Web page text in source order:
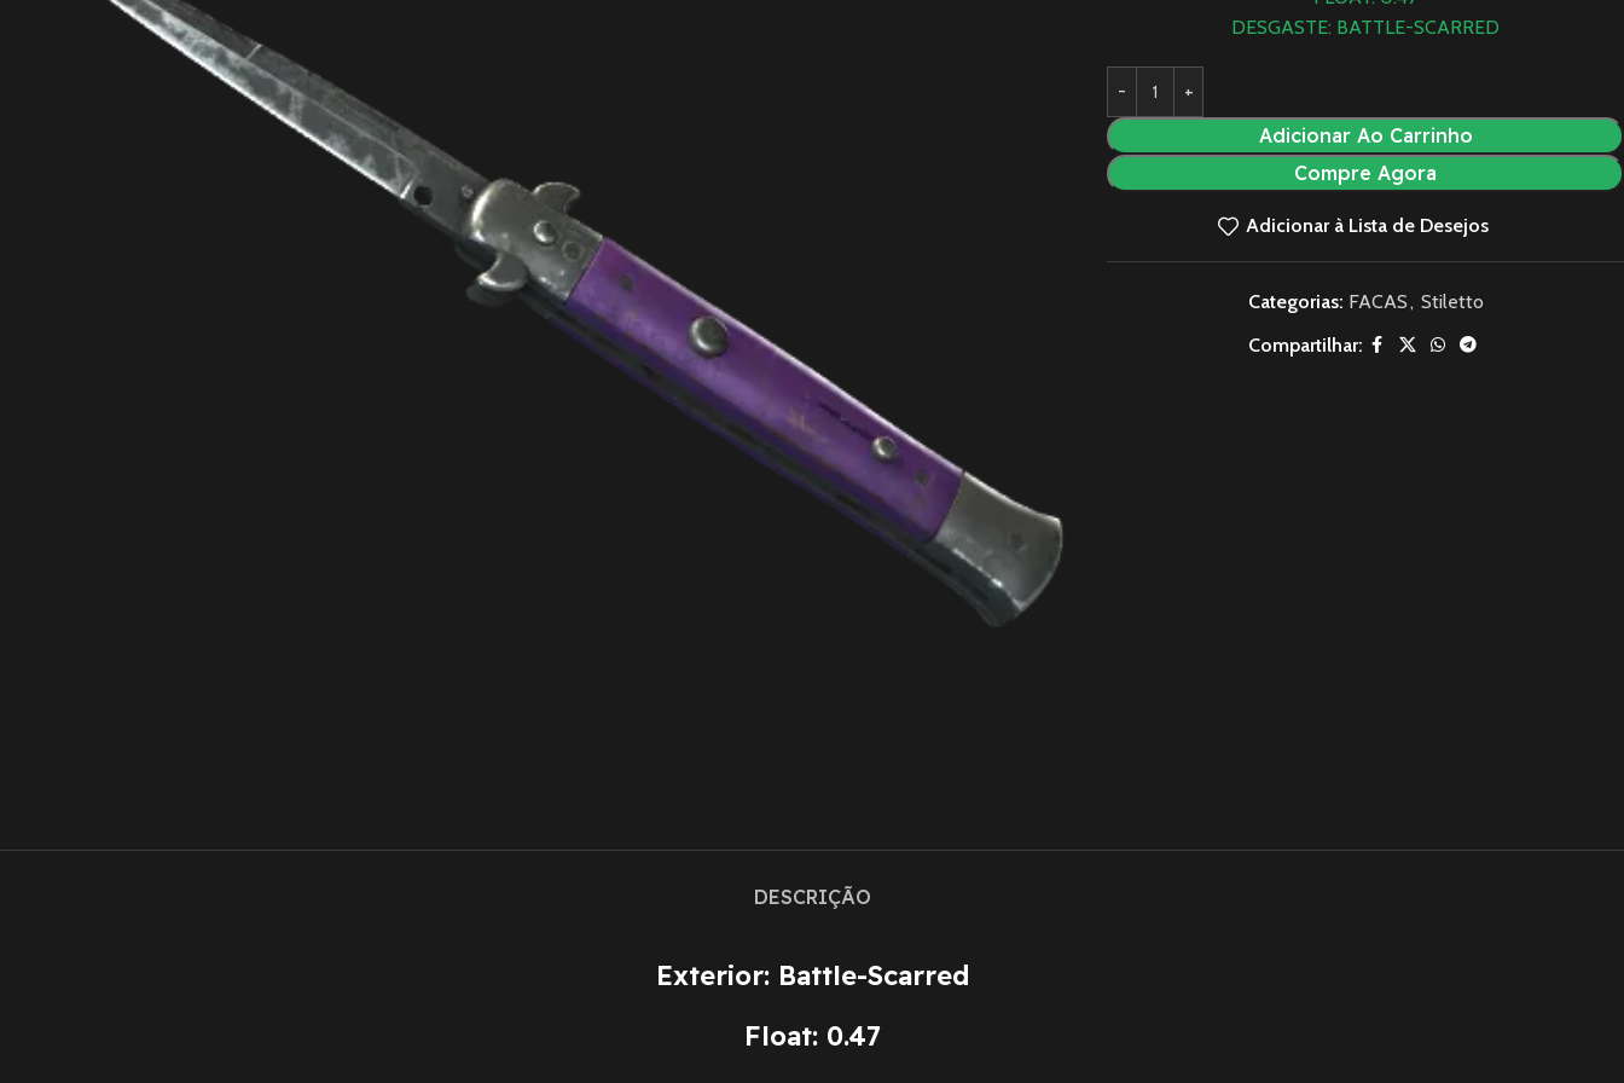
DESGASTE: BATTLE-SCARRED
Adicionar Ao Carrinho
Compre Agora
Adicionar à Lista de Desejos
Categorias: FACAS, Stiletto
Compartilhar:
DESCRIÇÃO
Exterior: Battle-Scarred
Float: 0.47